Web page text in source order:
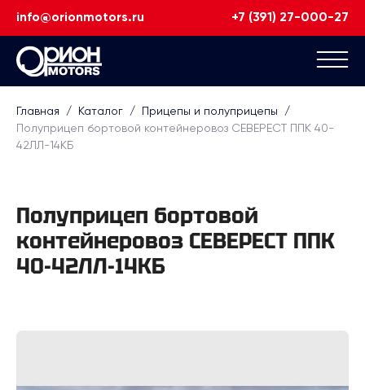
info@orionmotors.ru +7 (391) 27-000-27
Главная / Каталог / Прицепы и полуприцепы
/
Полуприцеп бортовой контейнеровоз СЕВЕРЕСТ ППК 40-
42ЛЛ-14КБ
Полуприцеп бортовой
контейнеровоз СЕВЕРЕСТ ППК
40-42ЛЛ-14КБ